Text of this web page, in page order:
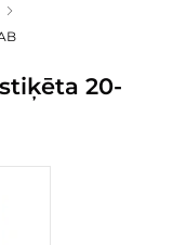
20-